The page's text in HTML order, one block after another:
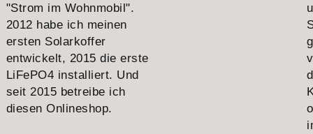
"Strom im Wohnmobil".
2012 habe ich meinen
ersten Solarkoffer
entwickelt, 2015 die erste
LiFePO4 installiert. Und
seit 2015 betreibe ich
diesen Onlineshop.